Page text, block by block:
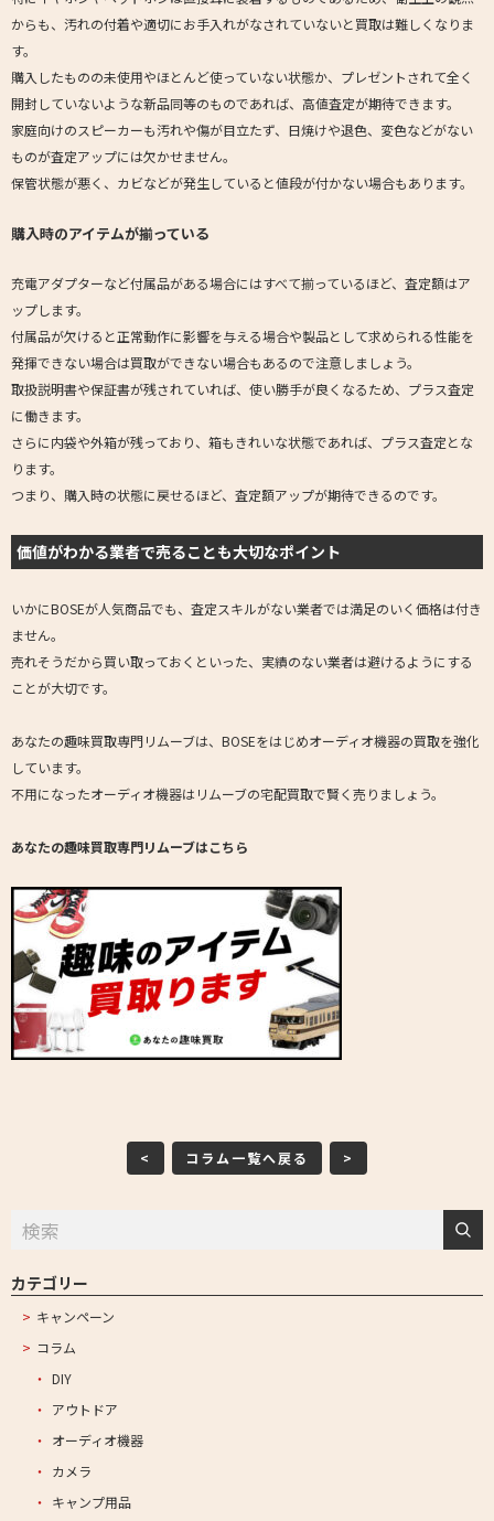
からも、汚れの付着や適切にお手入れがなされていないと買取は難しくなりま
す。
購入したものの未使用やほとんど使っていない状態か、プレゼントされて全く
開封していないような新品同等のものであれば、高値査定が期待できます。
家庭向けのスピーカーも汚れや傷が目立たず、日焼けや退色、変色などがない
ものが査定アップには欠かせません。
保管状態が悪く、カビなどが発生していると値段が付かない場合もあります。
購入時のアイテムが揃っている
充電アダプターなど付属品がある場合にはすべて揃っているほど、査定額はア
ップします。
付属品が欠けると正常動作に影響を与える場合や製品として求められる性能を
発揮できない場合は買取ができない場合もあるので注意しましょう。
取扱説明書や保証書が残されていれば、使い勝手が良くなるため、プラス査定
に働きます。
さらに内袋や外箱が残っており、箱もきれいな状態であれば、プラス査定とな
ります。
つまり、購入時の状態に戻せるほど、査定額アップが期待できるのです。
価値がわかる業者で売ることも大切なポイント
いかにBOSEが人気商品でも、査定スキルがない業者では満足のいく価格は付き
ません。
売れそうだから買い取っておくといった、実績のない業者は避けるようにする
ことが大切です。
あなたの趣味買取専門リムーブは、BOSEをはじめオーディオ機器の買取を強化
しています。
不用になったオーディオ機器はリムーブの宅配買取で賢く売りましょう。
あなたの趣味買取専門リムーブはこちら
< コラム一覧へ戻る >
カテゴリー
キャンペーン
コラム
DIY
アウトドア
オーディオ機器
カメラ
キャンプ用品